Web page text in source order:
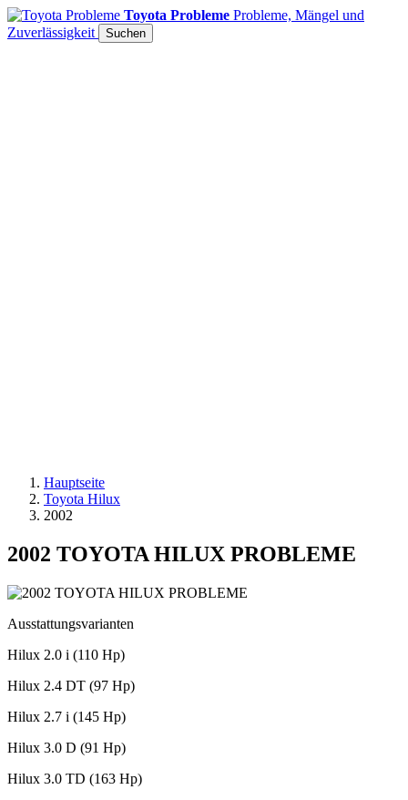
Toyota Probleme Probleme, Mängel und
Zuverlässigkeit
Suchen
Hauptseite
Toyota Hilux
2002
2002 TOYOTA HILUX PROBLEME
Ausstattungsvarianten
Hilux 2.0 i (110 Hp)
Hilux 2.4 DT (97 Hp)
Hilux 2.7 i (145 Hp)
Hilux 3.0 D (91 Hp)
Hilux 3.0 TD (163 Hp)